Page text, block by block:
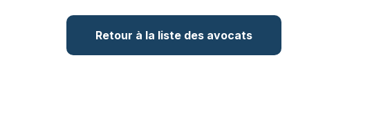
Retour à la liste des avocats